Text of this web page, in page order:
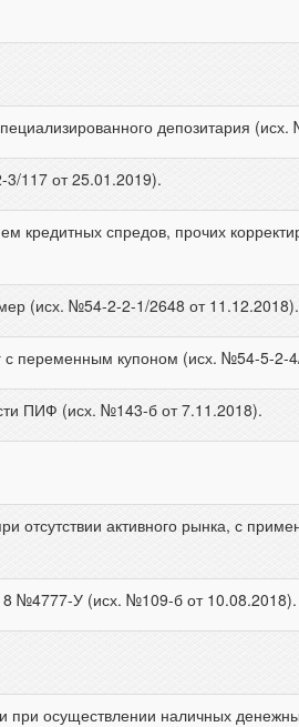
депозитария
117 от 25.01.2019).
кредитных спредов, прочих
(исх. №54-2-2-1/2648 от 11.12.2018).
с переменным купоном (исх. №54-5-2-
ПИФ (исх. №143-б от 7.11.2018).
отсутствии активного рынка, с
№4777-У (исх. №109-б от 10.08.2018).
осуществлении наличных